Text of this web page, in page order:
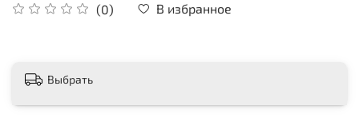
(0) В избранное
Выбрать